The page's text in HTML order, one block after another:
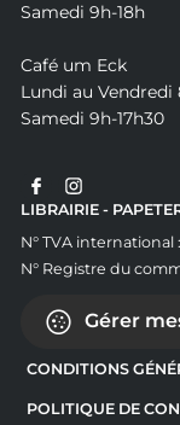
Samedi 9h-18h
Café um Eck
Lundi au Vendredi
Samedi 9h-17h30
LIBRAIRIE -
N° TVA international :
N° Registre du
Gérer
CONDITIONS
POLITIQUE DE